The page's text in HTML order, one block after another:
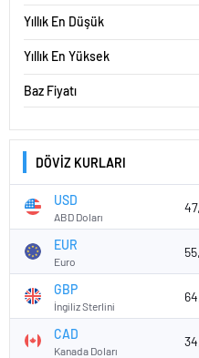
Yıllık En Düşük
Yıllık En Yüksek
Baz Fiyatı
DÖVİZ KURLARI
USD
ABD Doları
EUR
Euro
GBP
İngiliz Sterlini
CAD
Kanada Doları